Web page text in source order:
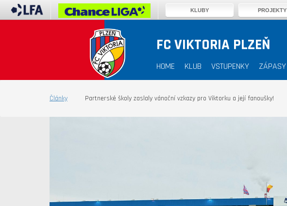
FC VIKTORIA PLZEŇ
HOME KLUB VSTUPENKY ZÁPASY
Články Partnerské školy zaslaly vánoční vzkazy pro Viktorku a její fanoušky!
KLUBY PROJEKTY